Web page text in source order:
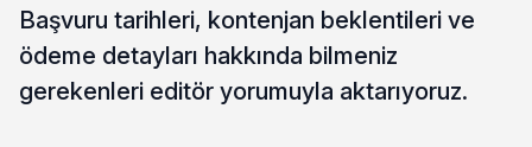
Başvuru tarihleri, kontenjan beklentileri ve
ödeme detayları hakkında bilmeniz
gerekenleri editör yorumuyla aktarıyoruz.